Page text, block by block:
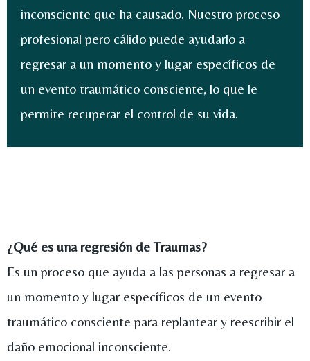
inconsciente que ha causado. Nuestro proceso
profesional pero cálido puede ayudarlo a
regresar a un momento y lugar específicos de
un evento traumático consciente, lo que le
permite recuperar el control de su vida.
¿Qué es una regresión de Traumas?
Es un proceso que ayuda a las personas a regresar a
un momento y lugar específicos de un evento
traumático consciente para replantear y reescribir el
daño emocional inconsciente.